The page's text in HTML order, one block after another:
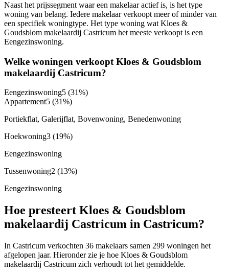
Naast het prijssegment waar een makelaar actief is, is het type
woning van belang. Iedere makelaar verkoopt meer of minder van
een specifiek woningtype. Het type woning wat Kloes &
Goudsblom makelaardij Castricum het meeste verkoopt is een
Eengezinswoning.
Welke woningen verkoopt Kloes & Goudsblom
makelaardij Castricum?
Eengezinswoning5 (31%)
Appartement5 (31%)
Portiekflat, Galerijflat, Bovenwoning, Benedenwoning
Hoekwoning3 (19%)
Eengezinswoning
Tussenwoning2 (13%)
Eengezinswoning
Hoe presteert Kloes & Goudsblom
makelaardij Castricum in Castricum?
In Castricum verkochten 36 makelaars samen 299 woningen het
afgelopen jaar. Hieronder zie je hoe Kloes & Goudsblom
makelaardij Castricum zich verhoudt tot het gemiddelde.